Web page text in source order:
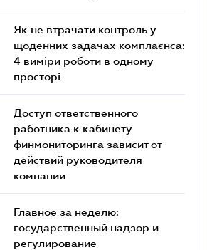
Як не втрачати контроль у
щоденних задачах комплаєнса:
4 виміри роботи в одному
просторі
Доступ ответственного
работника к кабинету
финмониторинга зависит от
действий руководителя
компании
Главное за неделю:
государственный надзор и
регулирование